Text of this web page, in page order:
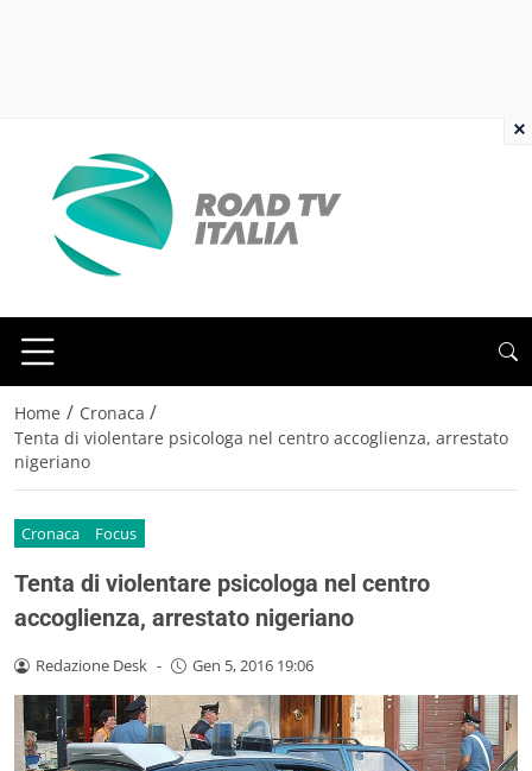
Home / Cronaca /
Tenta di violentare psicologa nel centro accoglienza, arrestato
nigeriano
Cronaca Focus
Tenta di violentare psicologa nel centro
accoglienza, arrestato nigeriano
Redazione Desk - Gen 5, 2016 19:06
×